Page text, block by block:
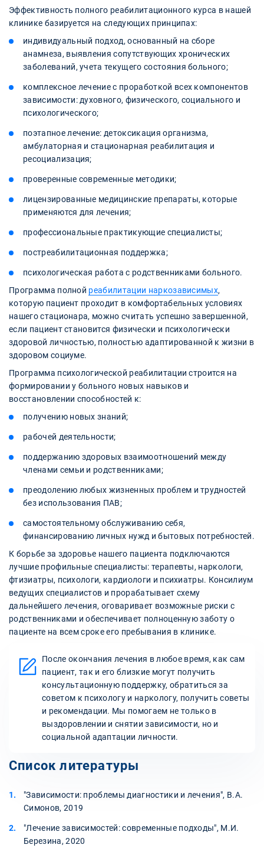
Эффективность полного реабилитационного курса в нашей
клинике базируется на следующих принципах:
индивидуальный подход, основанный на сборе
анамнеза, выявления сопутствующих хронических
заболеваний, учета текущего состояния больного;
комплексное лечение с проработкой всех компонентов
зависимости: духовного, физического, социального и
психологического;
поэтапное лечение: детоксикация организма,
амбулаторная и стационарная реабилитация и
ресоциализация;
проверенные современные методики;
лицензированные медицинские препараты, которые
применяются для лечения;
профессиональные практикующие специалисты;
постреабилитационная поддержка;
психологическая работа с родственниками больного.
Программа полной реабилитации наркозависимых,
которую пациент проходит в комфортабельных условиях
нашего стационара, можно считать успешно завершенной,
если пациент становится физически и психологически
здоровой личностью, полностью адаптированной к жизни в
здоровом социуме.
Программа психологической реабилитации строится на
формировании у больного новых навыков и
восстановлении способностей к:
получению новых знаний;
рабочей деятельности;
поддержанию здоровых взаимоотношений между
членами семьи и родственниками;
преодолению любых жизненных проблем и трудностей
без использования ПАВ;
самостоятельному обслуживанию себя,
финансированию личных нужд и бытовых потребностей.
К борьбе за здоровье нашего пациента подключаются
лучшие профильные специалисты: терапевты, наркологи,
фтизиатры, психологи, кардиологи и психиатры. Консилиум
ведущих специалистов и прорабатывает схему
дальнейшего лечения, оговаривает возможные риски с
родственниками и обеспечивает полноценную заботу о
пациенте на всем сроке его пребывания в клинике.
После окончания лечения в любое время, как сам
пациент, так и его близкие могут получить
консультационную поддержку, обратиться за
советом к психологу и наркологу, получить советы
и рекомендации. Мы помогаем не только в
выздоровлении и снятии зависимости, но и
социальной адаптации личности.
Список литературы
"Зависимости: проблемы диагностики и лечения", В.А.
Симонов, 2019
"Лечение зависимостей: современные подходы", М.И.
Березина, 2020